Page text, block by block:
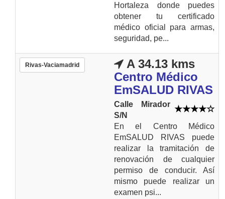
Hortaleza donde puedes
obtener tu certificado
médico oficial para armas,
seguridad, pe...
Rivas-Vaciamadrid
A 34.13 kms
Centro Médico
EmSALUD RIVAS
Calle Mirador
S/N
En el Centro Médico
EmSALUD RIVAS puede
realizar la tramitación de
renovación de cualquier
permiso de conducir. Así
mismo puede realizar un
examen psi...